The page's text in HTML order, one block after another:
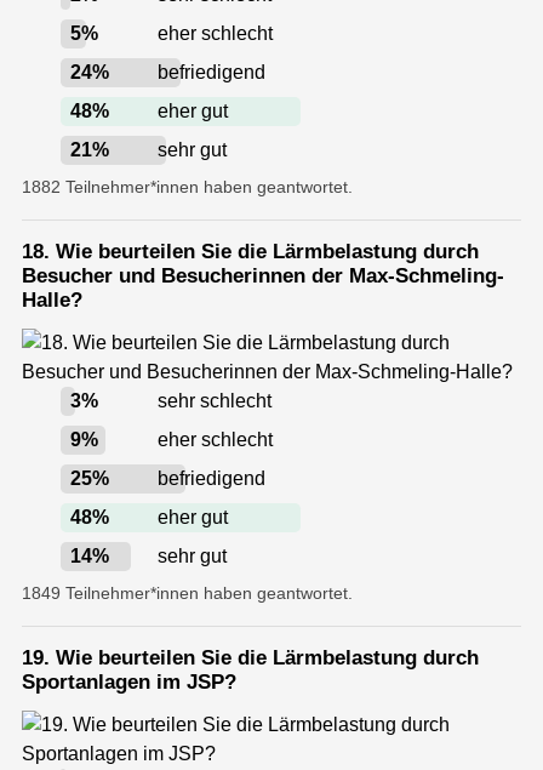
5%
eher schlecht
24%
befriedigend
48%
eher gut
21% sehr gut
1882 Teilnehmer*innen haben geantwortet.
18. Wie beurteilen Sie die Lärmbelastung durch
Besucher und Besucherinnen der Max-Schmeling-
Halle?
3%
sehr schlecht
9%
eher schlecht
25%
befriedigend
48%
eher gut
14% sehr gut
1849 Teilnehmer*innen haben geantwortet.
19. Wie beurteilen Sie die Lärmbelastung durch
Sportanlagen im JSP?